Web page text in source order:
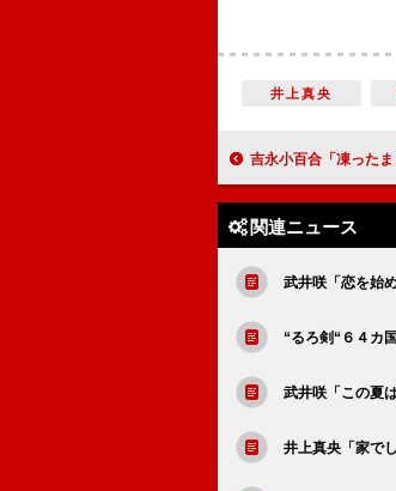
井上真央
吉永小百合「凍ったまま１年を過
関連ニュース
武井咲「恋を始
“るろ剣“６４カ
武井咲「この夏
井上真央「家で